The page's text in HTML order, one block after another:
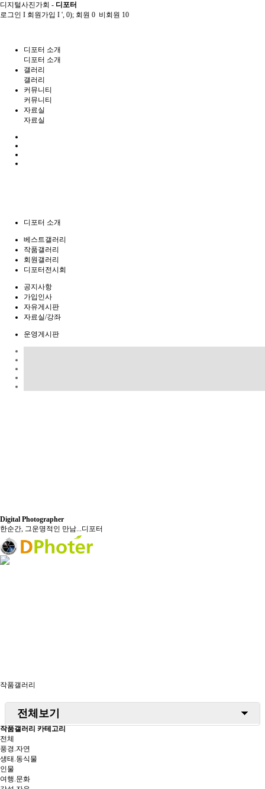
디지털사진가회 - 디포터
로그인 I 회원가입 I ', 0); 회원 0 비회원 10
디포터 소개
디포터 소개
갤러리
갤러리
커뮤니티
커뮤니티
자료실
자료실
디포터 소개
베스트갤러리
작품갤러리
회원갤러리
디포터전시회
공지사항
가입인사
자유게시판
자료실/강좌
운영게시판
Digital Photographer
한순간, 그운명적인 만남...디포터
작품갤러리
전체보기
풍경/자연
생태/동식물
인물
작품갤러리 카테고리
전체
풍경.자연
생태.동식물
인물
여행.문화